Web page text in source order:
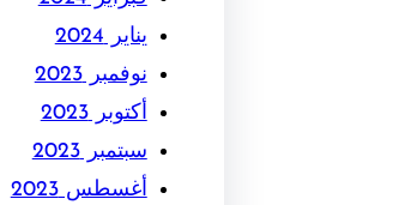
يناير 2024
نوفمبر 2023
أكتوبر 2023
سبتمبر 2023
أغسطس 2023